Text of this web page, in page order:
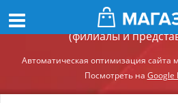
Демонстрационный сайт
(филиалы и
Автоматическая оптимизация сайта
Посмотреть на Google